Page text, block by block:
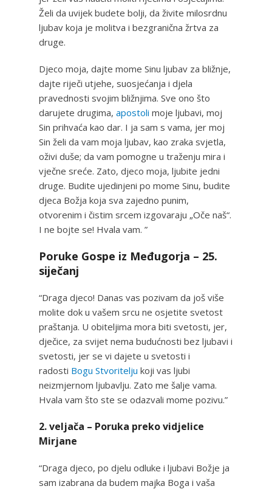
Želi da uvijek budete bolji, da živite milosrdnu
ljubav koja je molitva i bezgranična žrtva za
druge.
Djeco moja, dajte mome Sinu ljubav za bližnje,
dajte riječi utjehe, suosjećanja i djela
pravednosti svojim bližnjima. Sve ono što
darujete drugima, apostoli moje ljubavi, moj
Sin prihvaća kao dar. I ja sam s vama, jer moj
Sin želi da vam moja ljubav, kao zraka svjetla,
oživi duše; da vam pomogne u traženju mira i
vječne sreće. Zato, djeco moja, ljubite jedni
druge. Budite ujedinjeni po mome Sinu, budite
djeca Božja koja sva zajedno punim,
otvorenim i čistim srcem izgovaraju „Oče naš“.
I ne bojte se! Hvala vam. ”
Poruke Gospe iz Međugorja – 25.
siječanj
“Draga djeco! Danas vas pozivam da još više
molite dok u vašem srcu ne osjetite svetost
praštanja. U obiteljima mora biti svetosti, jer,
dječice, za svijet nema budućnosti bez ljubavi i
svetosti, jer se vi dajete u svetosti i
radosti Bogu Stvoritelju koji vas ljubi
neizmjernom ljubavlju. Zato me šalje vama.
Hvala vam što ste se odazvali mome pozivu.”
2. veljača – Poruka preko vidjelice
Mirjane
“Draga djeco, po djelu odluke i ljubavi Božje ja
sam izabrana da budem majka Boga i vaša